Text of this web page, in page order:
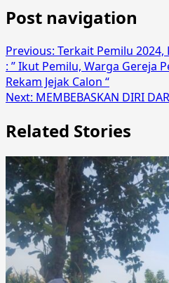
Post navigation
Previous: Terkait Pemilu 2024,
: ” Ikut Pemilu, Warga Gereja
Rekam Jejak Calon “
Next: MEMBEBASKAN DIRI
Related Stories